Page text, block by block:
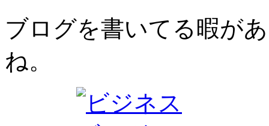
ブログを書いてる暇が
ね。